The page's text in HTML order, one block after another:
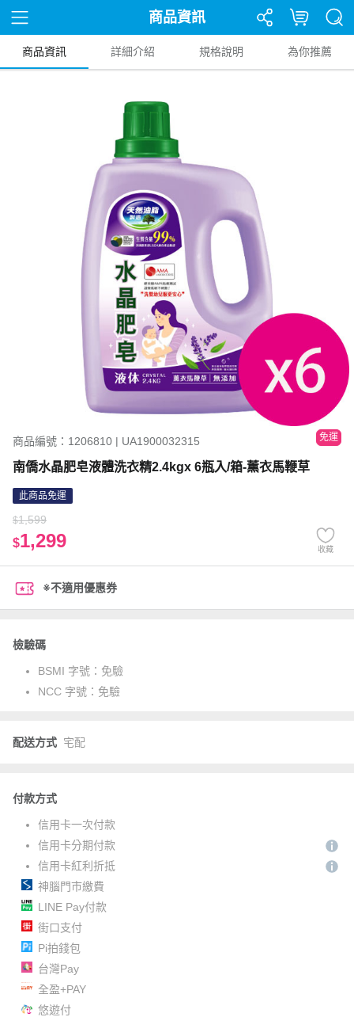
商品資訊
商品資訊 詳細介紹 規格說明 為你推薦
商品編號：1206810 | UA1900032315 免運
南僑水晶肥皂液體洗衣精2.4kgx 6瓶入/箱-薰衣馬鞭草
此商品免運
$1,599
$1,299 收藏
※不適用優惠券
檢驗碼
BSMI 字號： 免驗
NCC 字號： 免驗
配送方式 宅配
付款方式
信用卡一次付款
信用卡分期付款
信用卡紅利折抵
神腦門市繳費
LINE Pay付款
街口支付
Pi拍錢包
台灣Pay
全盈+PAY
悠遊付